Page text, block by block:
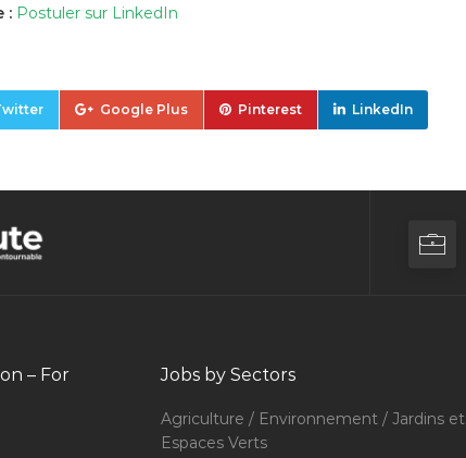
: Postuler sur LinkedIn
Google Plus Pinterest LinkedIn
– For
Jobs by Sectors
Agriculture / Environnement / Jardins et
Espaces Verts